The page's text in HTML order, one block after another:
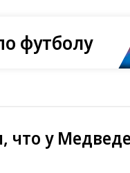
футболу
что у